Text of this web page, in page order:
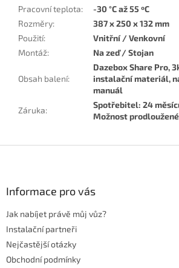
Pracovní teplota:
-30 °C až 55 ºC
Rozměry:
387 x 250 x 132 mm
Použití:
Vnitřní / Venkovní
Montáž: Na zeď / Stojan
Obsah balení:
Dazebox Share Pro,
instalační materiál,
manuál
Záruka:
Spotřebitel: 24
Možnost
Informace pro vás
Jak nabíjet právě můj vůz?
Instalační partneři
Nejčastější otázky
Obchodní podmínky